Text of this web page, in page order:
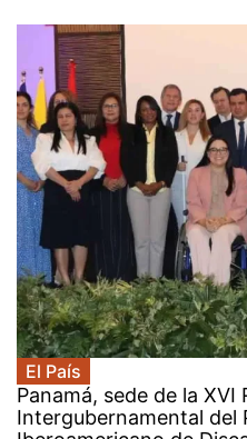
El País
Panamá, sede de la XVI
Intergubernamental del